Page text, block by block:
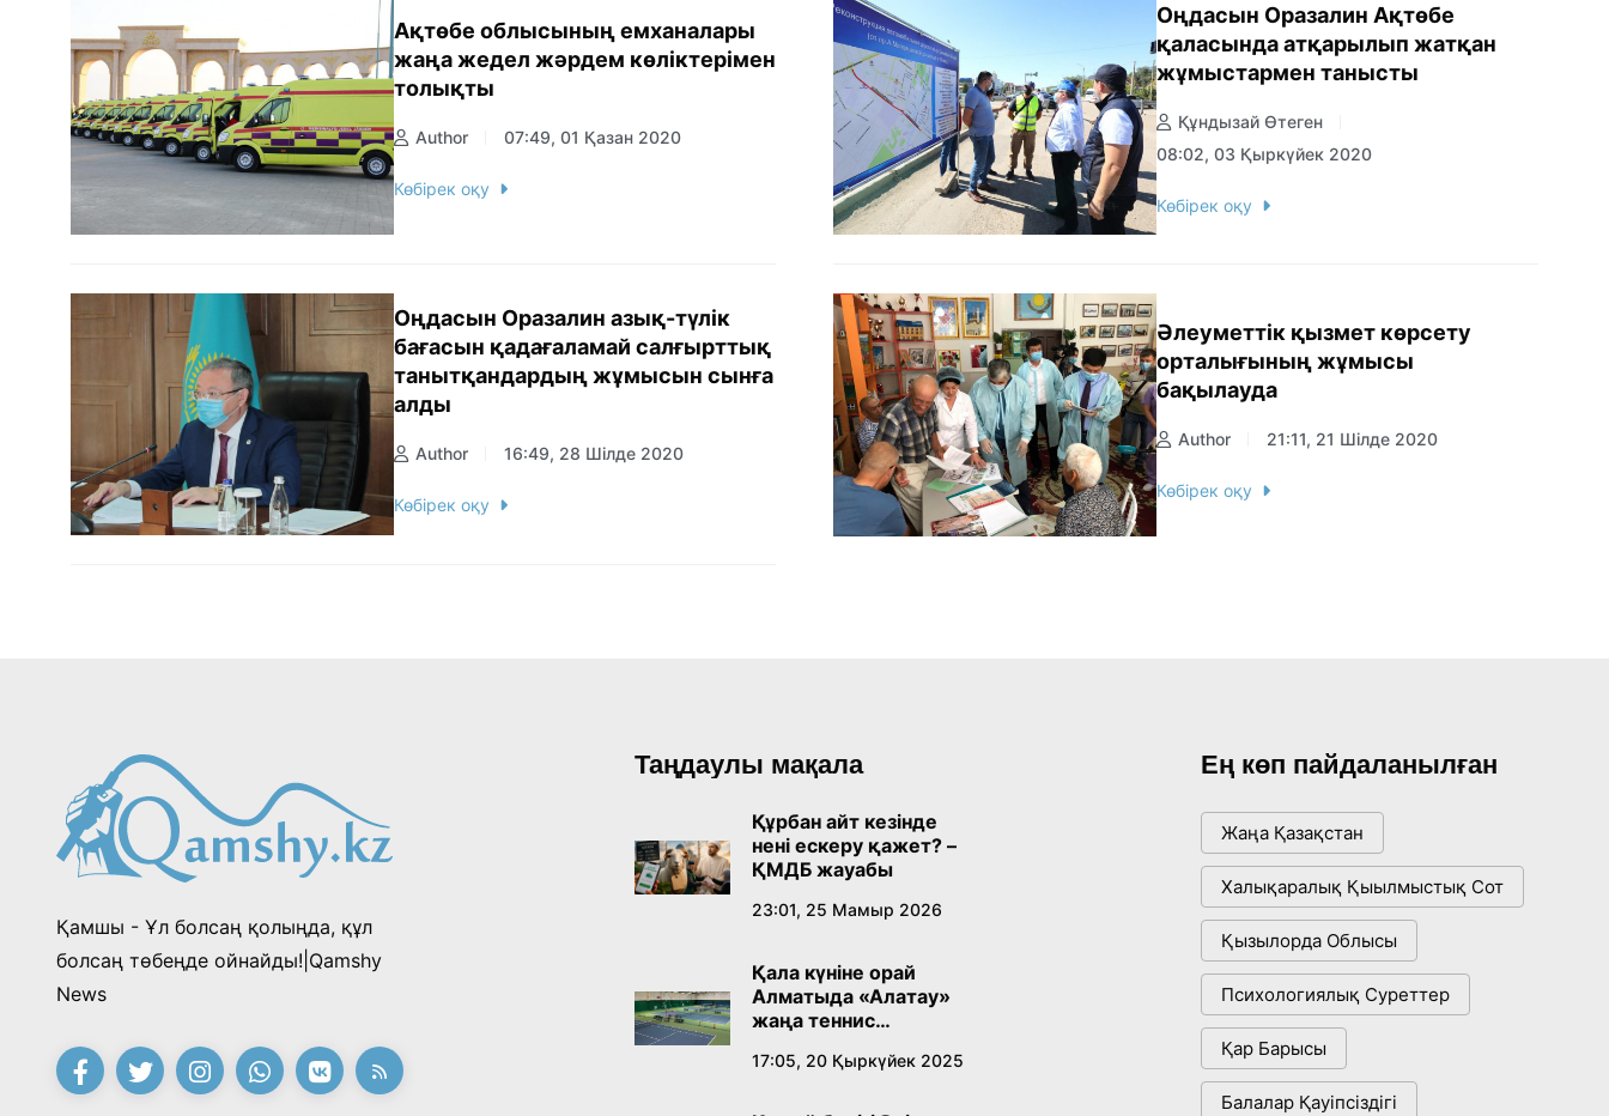
Ақтөбе облысының емханалары
жаңа жедел жәрдем көліктерімен
толықты
Author 07:49, 01 Қазан 2020
Көбірек оқу
Оңдасын Оразалин Ақтөбе
қаласында атқарылып жатқан
жұмыстармен танысты
Құндызай Өтеген
08:02, 03 Қыркүйек 2020
Көбірек оқу
Оңдасын Оразалин азық-түлік
бағасын қадағаламай салғырттық
танытқандардың жұмысын сынға
алды
Author 16:49, 28 Шілде 2020
Көбірек оқу
Əлеуметтік қызмет көрсету
орталығының жұмысы
бақылауда
Author 21:11, 21 Шілде 2020
Көбірек оқу
Қамшы - Ұл болсаң қолыңда, құл
болсаң төбеңде ойнайды!|Qamshy
News
Таңдаулы мақала
Құрбан айт кезінде
нені ескеру қажет? –
ҚМДБ жауабы
23:01, 25 Мамыр 2026
Қала күніне орай
Алматыда «Алатау»
жаңа теннис
17:05, 20 Қыркүйек 2025
Ең көп пайдаланылған
Жаңа Қазақстан
Халықаралық Қыылмыстық Сот
Қызылорда Облысы
Психологиялық Суреттер
Қар Барысы
Балалар Қауіпсіздігі